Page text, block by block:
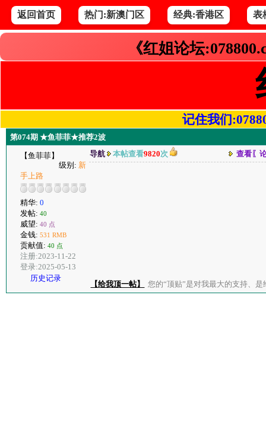
返回首页 热门:新澳门区 经典:香港区 表
《红姐论坛
记住我们
第074期 ★鱼菲菲★推荐2波
【鱼菲菲】
级别: 新
手上路
精华: 0
发帖: 40
威望: 40 点
金钱: 531 RMB
贡献值: 40 点
注册:2023-11-22
登录:2025-05-13
历史记录
导航 本帖查看9820次 查看〖
【给我顶一帖】 您的“顶贴”是对我最大的支持、